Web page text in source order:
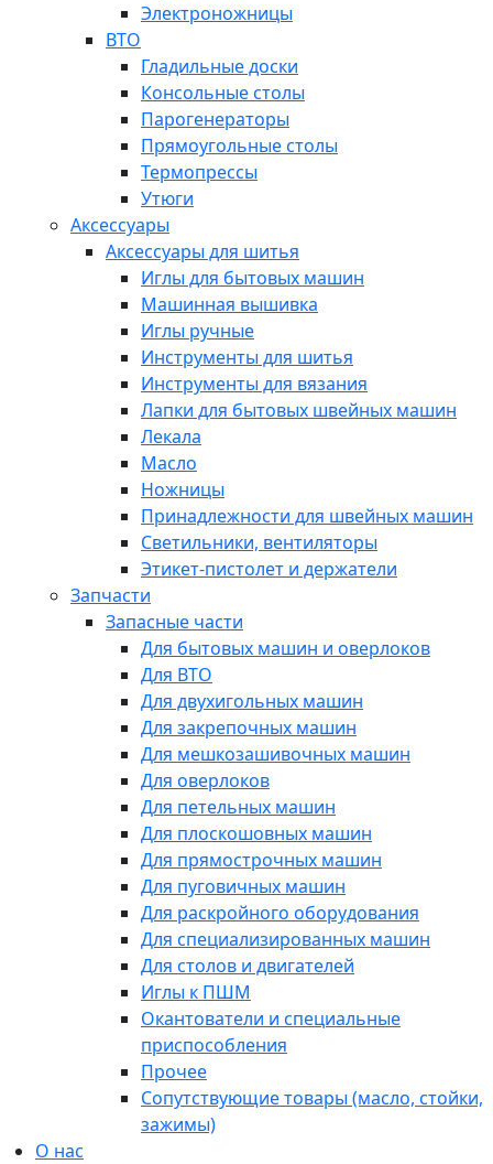
Электроножницы
ВТО
Гладильные доски
Консольные столы
Парогенераторы
Прямоугольные столы
Термопрессы
Утюги
Аксессуары
Аксессуары для шитья
Иглы для бытовых машин
Машинная вышивка
Иглы ручные
Инструменты для шитья
Инструменты для вязания
Лапки для бытовых швейных машин
Лекала
Масло
Ножницы
Принадлежности для швейных машин
Светильники, вентиляторы
Этикет-пистолет и держатели
Запчасти
Запасные части
Для бытовых машин и оверлоков
Для ВТО
Для двухигольных машин
Для закрепочных машин
Для мешкозашивочных машин
Для оверлоков
Для петельных машин
Для плоскошовных машин
Для прямострочных машин
Для пуговичных машин
Для раскройного оборудования
Для специализированных машин
Для столов и двигателей
Иглы к ПШМ
Окантователи и специальные
приспособления
Прочее
Сопутствующие товары (масло, стойки,
зажимы)
О нас